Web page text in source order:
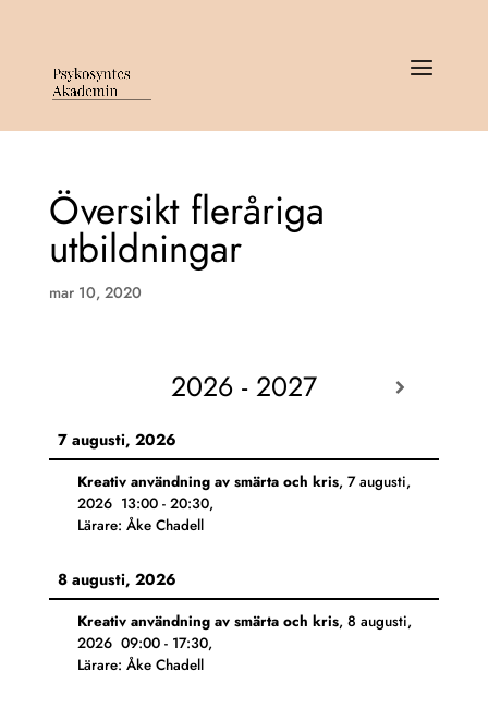
Översikt fleråriga
utbildningar
mar 10, 2020
2026 - 2027
7 augusti, 2026
Kreativ användning av smärta och kris, 7 augusti,
2026 13:00- 20:30,
Lärare: Åke Chadell
8 augusti, 2026
Kreativ användning av smärta och kris, 8 augusti,
2026 09:00- 17:30,
Lärare: Åke Chadell